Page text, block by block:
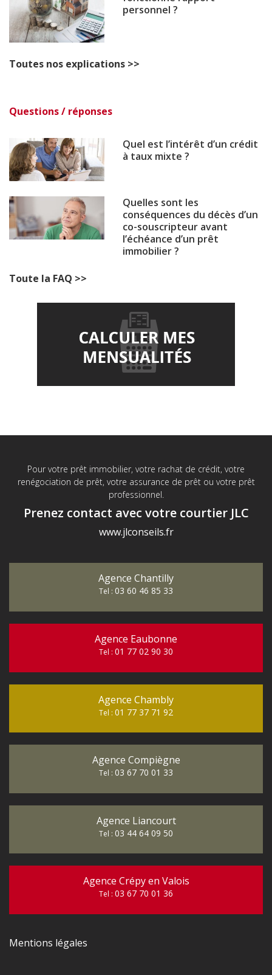
personnel ?
Toutes nos explications >>
Questions / réponses
Quel est l’intérêt d’un crédit
à taux mixte ?
Quelles sont les
conséquences du décès d’un
co-souscripteur avant
l’échéance d’un prêt
immobilier ?
Toute la FAQ >>
Pour votre prêt immobilier, votre rachat de crédit, votre
renégociation de prêt, votre assurance de prêt ou votre prêt
professionnel.
Prenez contact avec votre courtier JLC
www.jlconseils.fr
Agence Chantilly
Tel : 03 60 46 85 33
Agence Eaubonne
Tel : 01 77 02 90 30
Agence Chambly
Tel : 01 77 37 71 92
Agence Compiègne
Tel : 03 67 70 01 33
Agence Liancourt
Tel : 03 44 64 09 50
Agence Crépy en Valois
Tel : 03 67 70 01 36
Mentions légales